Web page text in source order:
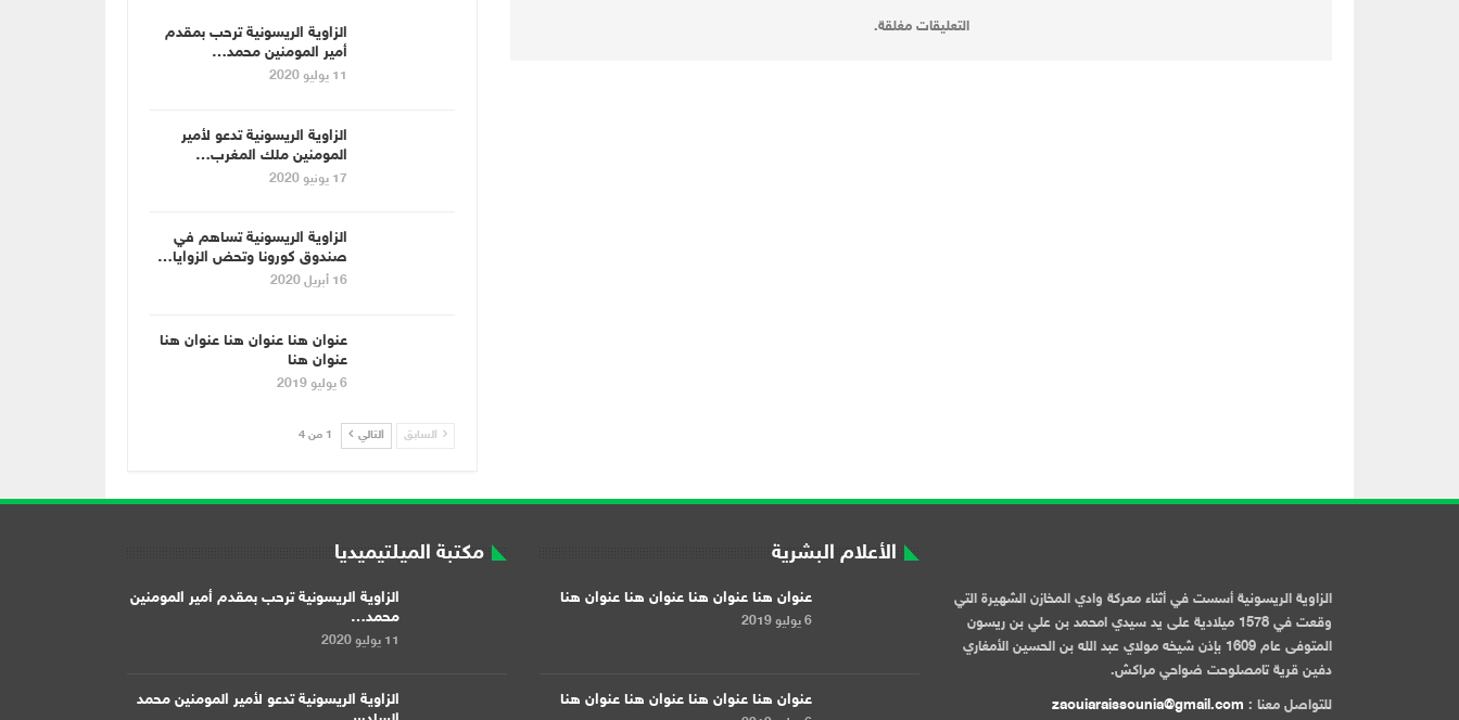
التعليقات مغلقة.
الزاوية الريسونية ترحب بمقدم
أمير المومنين محمد…
11 يوليو 2020
الزاوية الريسونية تدعو لأمير
المومنين ملك المغرب…
17 يونيو 2020
الزاوية الريسونية تساهم في
صندوق كورونا وتحض الزوايا…
16 أبريل 2020
عنوان هنا عنوان هنا عنوان هنا
عنوان هنا
6 يوليو 2019
السابق التالي 1 من 4
الزاوية الريسونية أسست في أثناء معركة وادي المخازن الشهيرة التي
وقعت في 1578 ميلادية على يد سيدي امحمد بن علي بن ريسون
المتوفى عام 1609 بإذن شيخه مولاي عبد الله بن الحسين الأمغاري
دفين قرية تامصلوحت ضواحي مراكش.
للتواصل معنا : zaouiaraissounia@gmail.com
الأعلام البشرية
عنوان هنا عنوان هنا عنوان هنا عنوان هنا
6 يوليو 2019
عنوان هنا عنوان هنا عنوان هنا عنوان هنا
مكتبة الميلتيميديا
الزاوية الريسونية ترحب بمقدم أمير المومنين
محمد…
11 يوليو 2020
الزاوية الريسونية تدعو لأمير المومنين محمد